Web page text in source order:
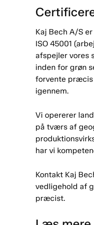
Kaj Bech A/S
ISO 45001
afspejler vores
inden for grøn
forvente præcis
igennem.
Vi opererer
på tværs af
har vi
Kontakt Kaj
vedligehold af
præcist.